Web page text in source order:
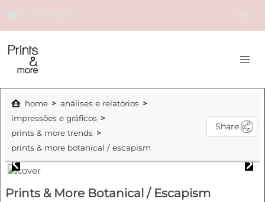
home
análises e relatórios
impressões e gráficos
prints & more trends
prints & more botanical / escapism
Share
Prints & More Botanical / Escapism